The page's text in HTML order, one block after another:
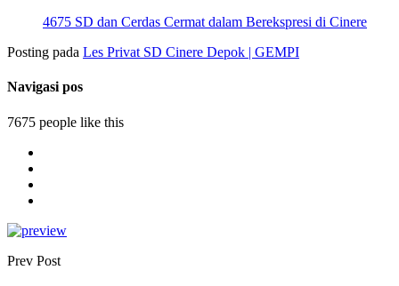
4675 SD dan Cerdas Cermat dalam Berekspresi di Cinere
Posting pada Les Privat SD Cinere Depok | GEMPI
Navigasi pos
7675 people like this
Prev Post